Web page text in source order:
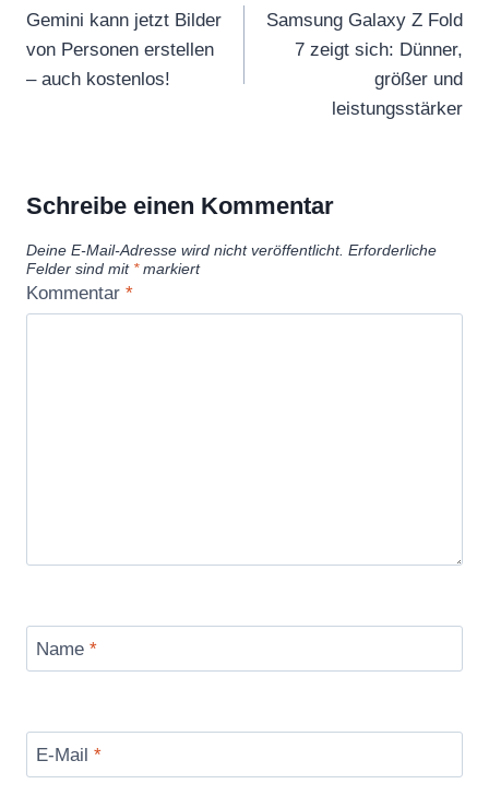
Gemini kann jetzt Bilder
von Personen erstellen
– auch kostenlos!
Samsung Galaxy Z Fold
7 zeigt sich: Dünner,
größer und
leistungsstärker
Schreibe einen Kommentar
Deine E-Mail-Adresse wird nicht veröffentlicht. Erforderliche
Felder sind mit *markiert
Kommentar *
Name *
E-Mail *